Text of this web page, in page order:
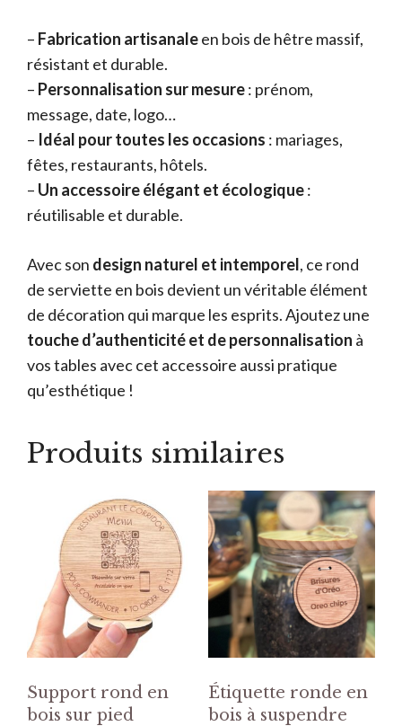
– Fabrication artisanaleen bois de hêtre massif,
résistant et durable.
– Personnalisation sur mesure: prénom,
message, date, logo…
– Idéal pour toutes les occasions : mariages,
fêtes, restaurants, hôtels.
– Un accessoire élégant et écologique:
réutilisable et durable.
Avec son design naturel et intemporel, ce rond
de serviette en bois devient un véritable élément
de décoration qui marque les esprits. Ajoutez une
touche d’authenticité et de personnalisation à
vos tables avec cet accessoire aussi pratique
qu’esthétique !
Produits similaires
Support rond en
bois sur pied
Étiquette ronde en
bois à suspendre